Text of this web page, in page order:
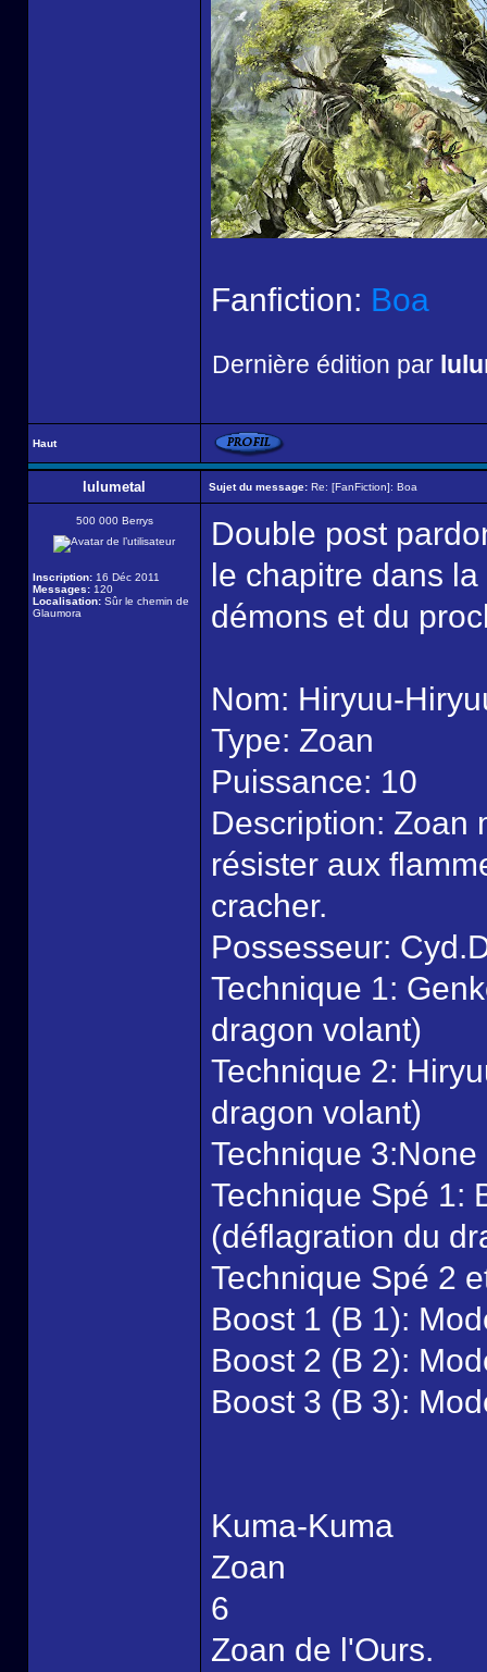
Fanfiction: Boa
Dernière édition par
Haut
lulumetal Sujet du message: Re: [FanFiction]: Boa
500 000 Berrys
Inscription: 16 Déc 2011
Messages: 120
Localisation: Sûr le chemin de
Glaumora
Double post
le chapitre dans
démons et du
Nom: Hiryuu-
Type: Zoan
Puissance: 10
Description: Zoan
résister aux
cracher.
Possesseur:
Technique 1:
dragon volant)
Technique 2:
dragon volant)
Technique 3:None
Technique Spé 1:
(déflagration du
Technique Spé 2
Boost 1 (B 1):
Boost 2 (B 2):
Boost 3 (B 3):
Kuma-Kuma
Zoan
6
Zoan de l'Ours.